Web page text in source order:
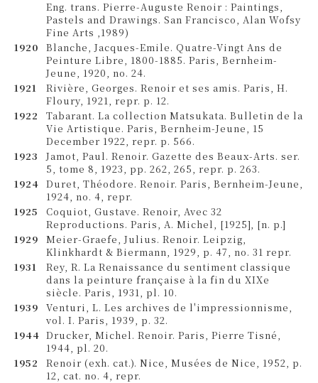
Eng. trans. Pierre-Auguste Renoir : Paintings,
Pastels and Drawings. San Francisco, Alan Wofsy
Fine Arts ,1989)
1920
Blanche, Jacques-Emile. Quatre-Vingt Ans de
Peinture Libre, 1800-1885. Paris, Bernheim-
Jeune, 1920, no. 24.
1921
Rivière, Georges. Renoir et ses amis. Paris, H.
Floury, 1921, repr. p. 12.
1922
Tabarant. La collection Matsukata. Bulletin de la
Vie Artistique. Paris, Bernheim-Jeune, 15
December 1922, repr. p. 566.
1923
Jamot, Paul. Renoir. Gazette des Beaux-Arts. ser.
5, tome 8, 1923, pp. 262, 265, repr. p. 263.
1924 Duret, Théodore. Renoir. Paris, Bernheim-Jeune,
1924, no. 4, repr.
1925
Coquiot, Gustave. Renoir, Avec 32
Reproductions. Paris, A. Michel, [1925], [n. p.]
1929
Meier-Graefe, Julius. Renoir. Leipzig,
Klinkhardt & Biermann, 1929, p. 47, no. 31 repr.
1931
Rey, R. La Renaissance du sentiment classique
dans la peinture française à la fin du XIXe
siècle. Paris, 1931, pl. 10.
1939
Venturi, L. Les archives de l'impressionnisme,
vol. I. Paris, 1939, p. 32.
1944 Drucker, Michel. Renoir. Paris, Pierre Tisné,
1944, pl. 20.
1952
Renoir (exh. cat.). Nice, Musées de Nice, 1952, p.
12, cat. no. 4, repr.